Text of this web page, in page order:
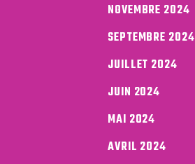
NOVEMBRE 2024
SEPTEMBRE 2024
JUILLET 2024
JUIN 2024
MAI 2024
AVRIL 2024